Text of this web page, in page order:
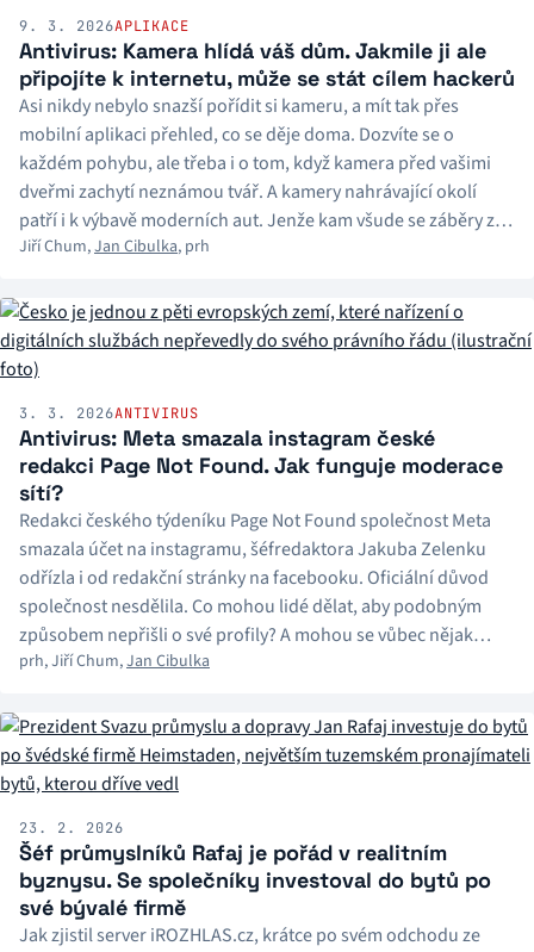
9. 3. 2026APLIKACE
Antivirus: Kamera hlídá váš dům. Jakmile ji ale
připojíte k internetu, může se stát cílem hackerů
Asi nikdy nebylo snazší pořídit si kameru, a mít tak přes
mobilní aplikaci přehled, co se děje doma. Dozvíte se o
každém pohybu, ale třeba i o tom, když kamera před vašimi
dveřmi zachytí neznámou tvář. A kamery nahrávající okolí
patří i k výbavě moderních aut. Jenže kam všude se záběry z
takových kamer dostanou? A kdo o ně má zájem?
Jiří Chum,Jan Cibulka, prh
3. 3. 2026ANTIVIRUS
Antivirus: Meta smazala instagram české
redakci Page Not Found. Jak funguje moderace
sítí?
Redakci českého týdeníku Page Not Found společnost Meta
smazala účet na instagramu, šéfredaktora Jakuba Zelenku
odřízla i od redakční stránky na facebooku. Oficiální důvod
společnost nesdělila. Co mohou lidé dělat, aby podobným
způsobem nepřišli o své profily? A mohou se vůbec nějak
bránit, pokud jim síť smaže jejich účet? Poslechněte si, co radí
prh,Jiří Chum,Jan Cibulka
23. 2. 2026
Šéf průmyslníků Rafaj je pořád v realitním
byznysu. Se společníky investoval do bytů po
své bývalé firmě
Jak zjistil server iROZHLAS.cz, krátce po svém odchodu ze